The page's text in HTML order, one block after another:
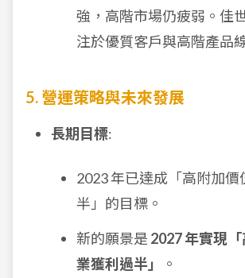
強，高階市場仍疲弱。佳
注於優質客戶與高階產品
5. 營運策略與未來發展
長期目標:
2023 年已達成「高附加價
半」的目標。
新的願景是 2027 年實現
業獲利過半」
。